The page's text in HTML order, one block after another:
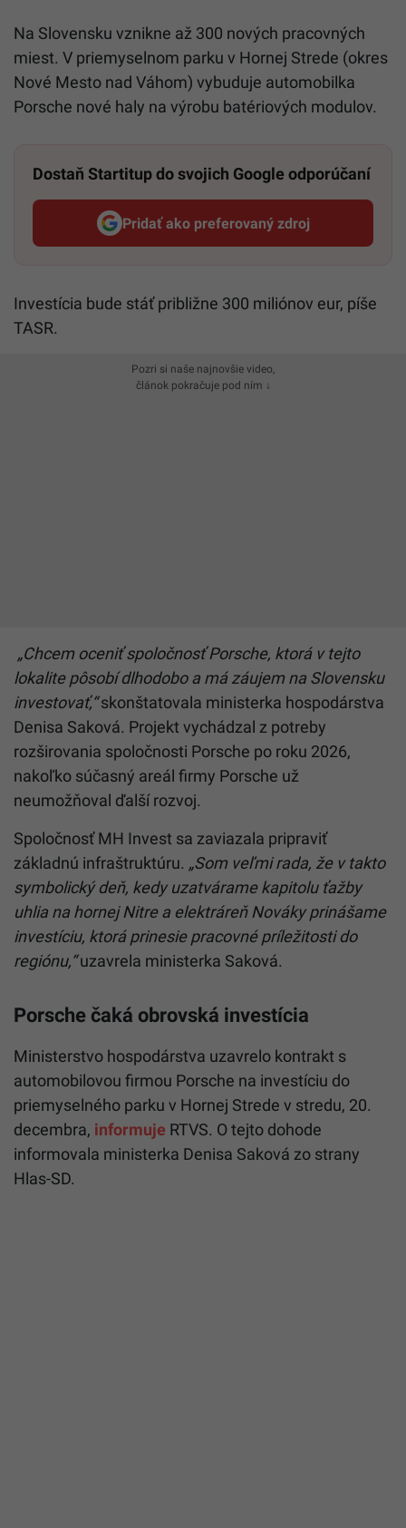
Na Slovensku vznikne až 300 nových pracovných
miest. V priemyselnom parku v Hornej Strede (okres
Nové Mesto nad Váhom) vybuduje automobilka
Porsche nové haly na výrobu batériových modulov.
Dostaň Startitup do svojich Google odporúčaní
Pridať ako preferovaný zdroj
Startitup, odkaz sa otvorí v
Investícia bude stáť približne 300 miliónov eur, píše
TASR.
Pozri si naše najnovšie video,
článok pokračuje pod ním ↓
„Chcem oceniť spoločnosť Porsche, ktorá v tejto
lokalite pôsobí dlhodobo a má záujem na Slovensku
investovať,“skonštatovala ministerka hospodárstva
Denisa Saková. Projekt vychádzal z potreby
rozširovania spoločnosti Porsche po roku 2026,
nakoľko súčasný areál firmy Porsche už
neumožňoval ďalší rozvoj.
Spoločnosť MH Invest sa zaviazala pripraviť
základnú infraštruktúru. „Som veľmi rada, že v takto
symbolický deň, kedy uzatvárame kapitolu ťažby
uhlia na hornej Nitre a elektráreň Nováky prinášame
investíciu, ktorá prinesie pracovné príležitosti do
regiónu,“uzavrela ministerka Saková.
Porsche čaká obrovská investícia
Ministerstvo hospodárstva uzavrelo kontrakt s
automobilovou firmou Porsche na investíciu do
priemyselného parku v Hornej Strede v stredu, 20.
decembra, informuje RTVS. O tejto dohode
informovala ministerka Denisa Saková zo strany
Hlas-SD.